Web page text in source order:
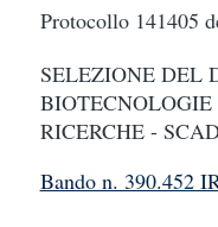
Protocollo 141405
SELEZIONE DEL
RICERCHE -
Bando n. 390.452